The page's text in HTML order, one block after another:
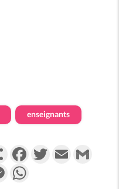
enseignants
PartagerFacebookTwitterEmail
Messenger